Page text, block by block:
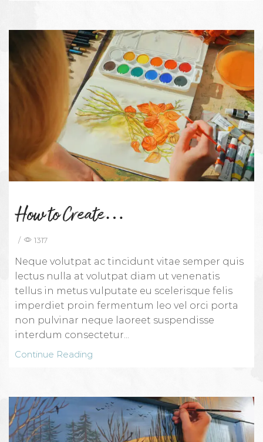
How to Create…
/ 1317
Neque volutpat ac tincidunt vitae semper quis
lectus nulla at volutpat diam ut venenatis
tellus in metus vulputate eu scelerisque felis
imperdiet proin fermentum leo vel orci porta
non pulvinar neque laoreet suspendisse
interdum consectetur...
Continue Reading